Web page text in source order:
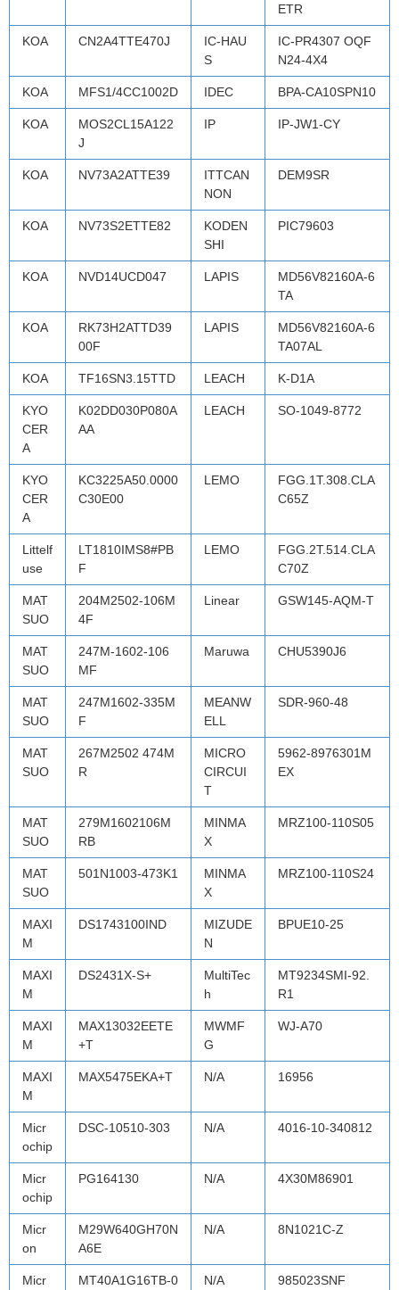
ETR
KOA CN2A4TTE470J
IC-HAU
S
IC-PR4307 OQF
N24-4X4
KOA MFS1/4CC1002D IDEC BPA-CA10SPN10
KOA
MOS2CL15A122
J
IP IP-JW1-CY
KOA NV73A2ATTE39
ITTCAN
NON
DEM9SR
KOA NV73S2ETTE82
KODEN
SHI
PIC79603
KOA NVD14UCD047 LAPIS
MD56V82160A-6
TA
KOA
RK73H2ATTD39
00F
LAPIS
MD56V82160A-6
TA07AL
KOA TF16SN3.15TTD LEACH K-D1A
KYO
CER
A
K02DD030P080A
AA
LEACH SO-1049-8772
KYO
CER
A
KC3225A50.0000
C30E00
LEMO
FGG.1T.308.CLA
C65Z
Littelf
use
LT1810IMS8#PB
F
LEMO
FGG.2T.514.CLA
C70Z
MAT
SUO
204M2502-106M
4F
Linear GSW145-AQM-T
MAT
SUO
247M-1602-106
MF
Maruwa CHU5390J6
MAT
SUO
247M1602-335M
F
MEANW
ELL
SDR-960-48
MAT
SUO
267M2502 474M
R
MICRO
CIRCUI
T
5962-8976301M
EX
MAT
SUO
279M1602106M
RB
MINMA
X
MRZ100-110S05
MAT
SUO
501N1003-473K1
MINMA
X
MRZ100-110S24
MAXI
M
DS1743100IND
MIZUDE
N
BPUE10-25
MAXI
M
DS2431X-S+
MultiTec
h
MT9234SMI-92.
R1
MAXI
M
MAX13032EETE
+T
MWMF
G
WJ-A70
MAXI
M
MAX5475EKA+T N/A 16956
Micr
ochip
DSC-10510-303 N/A 4016-10-340812
Micr
ochip
PG164130 N/A 4X30M86901
Micr
on
M29W640GH70N
A6E
N/A 8N1021C-Z
Micr
MT40A1G16TB-0
N/A 985023SNF